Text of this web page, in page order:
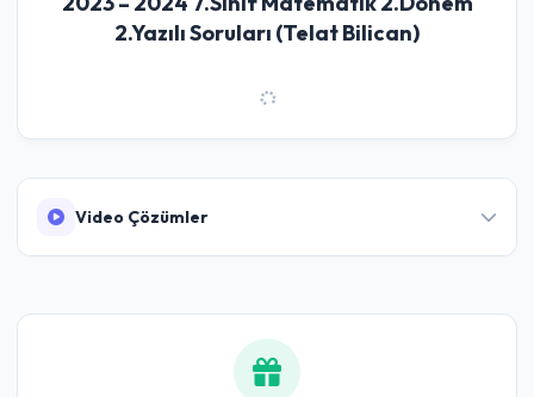
2.Yazılı Soruları (Telat Bilican)
Video Çözümler